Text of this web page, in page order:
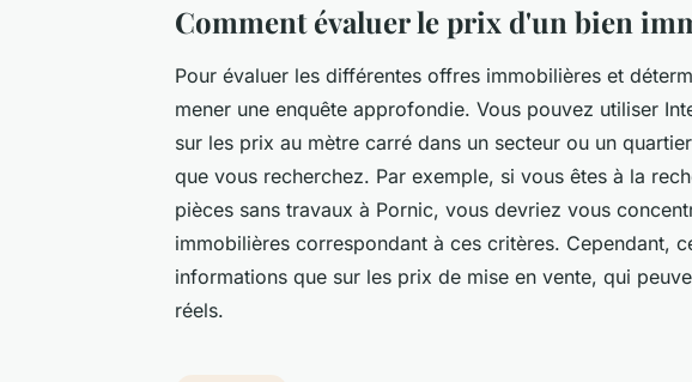
Comment évaluer le prix d'un bien
Pour évaluer les différentes offres immobilières et
mener une enquête approfondie. Vous pouvez utiliser
sur les prix au mètre carré dans un secteur ou un
que vous recherchez. Par exemple, si vous êtes à la
pièces sans travaux à Pornic, vous devriez vous
immobilières correspondant à ces critères. Cependant,
informations que sur les prix de mise en vente, qui
réels.